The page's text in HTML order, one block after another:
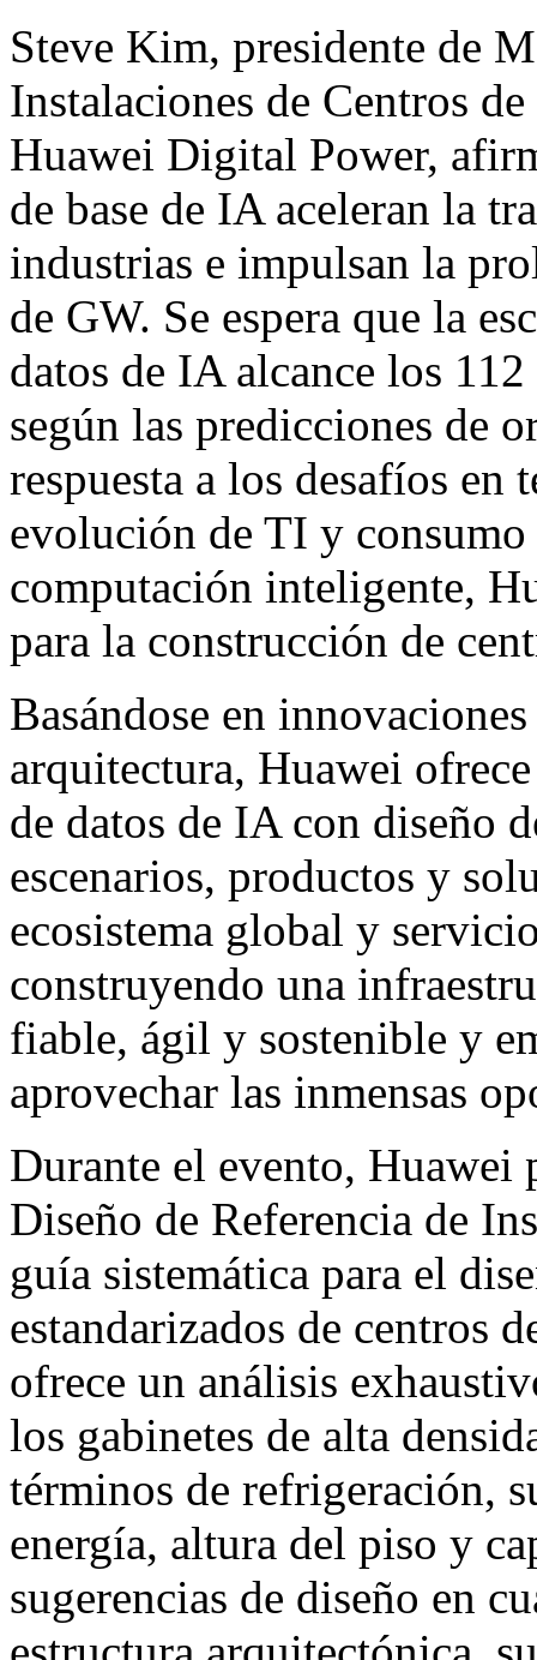
Steve Kim, presidente de
Instalaciones de Centros
Huawei Digital Power,
de base de IA aceleran la
industrias e impulsan la
de GW. Se espera que la
datos de IA alcance los
según las predicciones de
respuesta a los desafíos en
evolución de TI y consumo
computación inteligente,
para la construcción de
Basándose en
arquitectura, Huawei
de datos de IA con diseño
escenarios, productos y
ecosistema global y
construyendo una
fiable, ágil y sostenible y
aprovechar las inmensas
Durante el evento,
Diseño de Referencia de
guía sistemática para el
estandarizados de centros
ofrece un análisis
los gabinetes de alta
términos de refrigeración,
energía, altura del piso y
sugerencias de diseño en